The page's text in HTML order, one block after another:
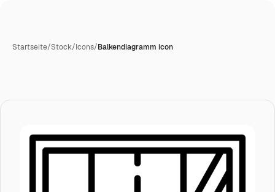
Startseite/Stock/Icons/Balkendiagramm icon